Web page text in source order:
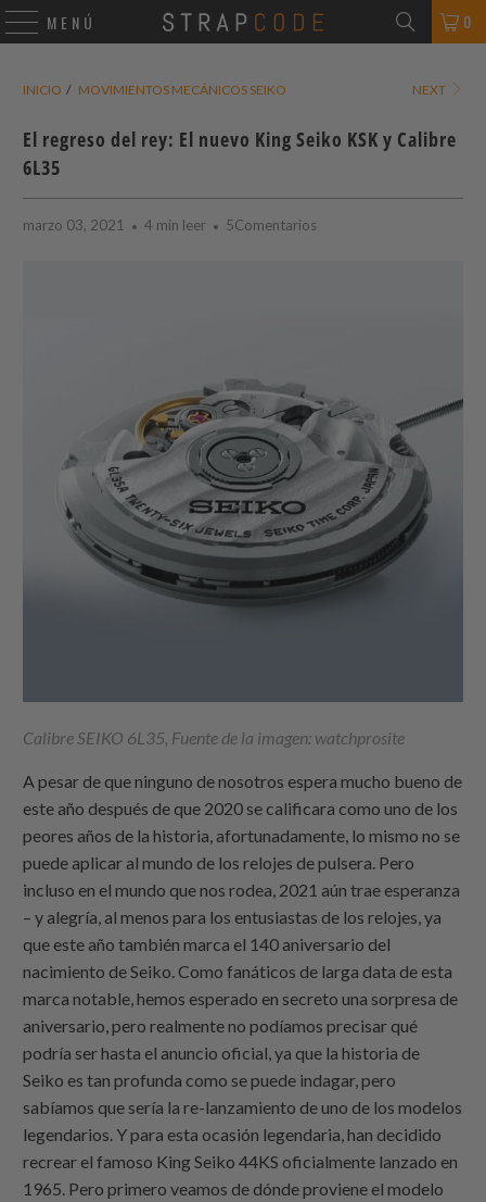
MENÚ 0
INICIO / MOVIMIENTOS MECÁNICOS SEIKO NEXT
El regreso del rey: El nuevo King Seiko KSK y Calibre
6L35
marzo 03, 2021 4 min leer 5Comentarios
Calibre SEIKO 6L35, Fuente de la imagen: watchprosite
A pesar de que ninguno de nosotros espera mucho bueno de
este año después de que 2020 se calificara como uno de los
peores años de la historia, afortunadamente, lo mismo no se
puede aplicar al mundo de los relojes de pulsera. Pero
incluso en el mundo que nos rodea, 2021 aún trae esperanza
– y alegría, al menos para los entusiastas de los relojes, ya
que este año también marca el 140 aniversario del
nacimiento de Seiko. Como fanáticos de larga data de esta
marca notable, hemos esperado en secreto una sorpresa de
aniversario, pero realmente no podíamos precisar qué
podría ser hasta el anuncio oficial, ya que la historia de
Seiko es tan profunda como se puede indagar, pero
sabíamos que sería la re-lanzamiento de uno de los modelos
legendarios. Y para esta ocasión legendaria, han decidido
recrear el famoso King Seiko 44KS oficialmente lanzado en
1965. Pero primero veamos de dónde proviene el modelo